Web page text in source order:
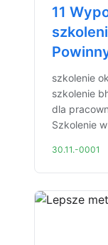
11
szkolenie
szkolenie
dla
Szkolenie
30.11.-0001